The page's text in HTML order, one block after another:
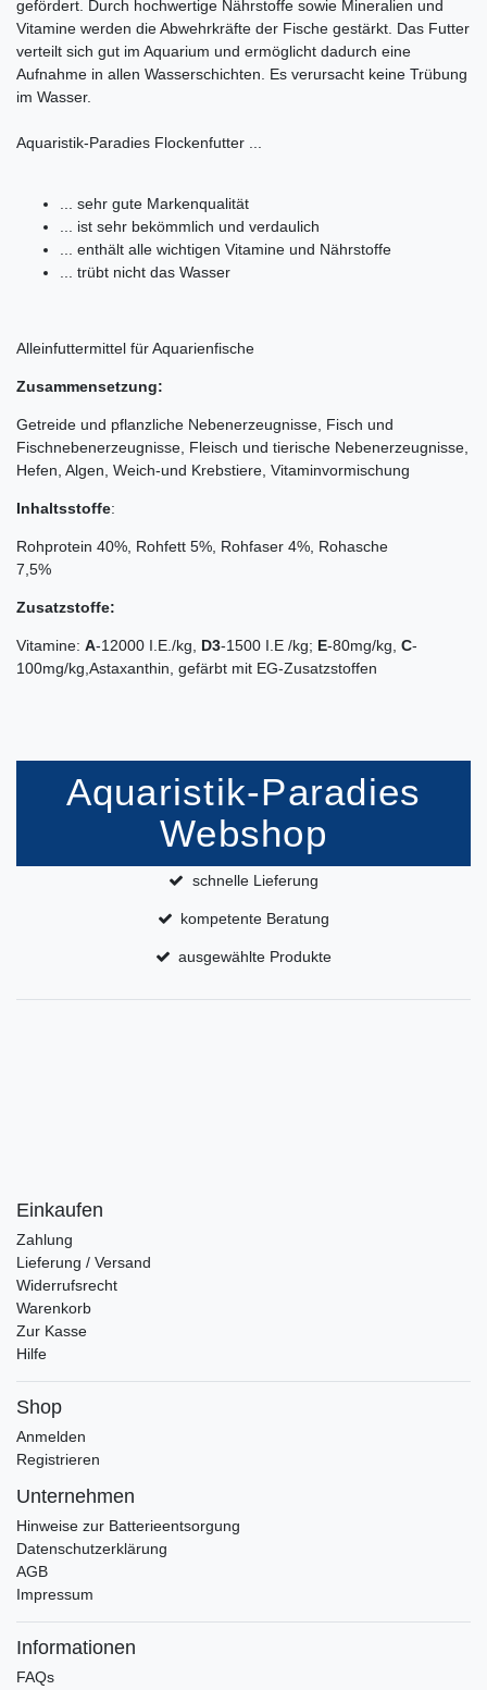
gefördert. Durch hochwertige Nährstoffe sowie Mineralien und
Vitamine werden die Abwehrkräfte der Fische gestärkt. Das Futter
verteilt sich gut im Aquarium und ermöglicht dadurch eine
Aufnahme in allen Wasserschichten. Es verursacht keine Trübung
im Wasser.
Aquaristik-Paradies Flockenfutter ...
... sehr gute Markenqualität
... ist sehr bekömmlich und verdaulich
... enthält alle wichtigen Vitamine und Nährstoffe
... trübt nicht das Wasser
Alleinfuttermittel für Aquarienfische
Zusammensetzung:
Getreide und pflanzliche Nebenerzeugnisse, Fisch und
Fischnebenerzeugnisse, Fleisch und tierische Nebenerzeugnisse,
Hefen, Algen, Weich-und Krebstiere, Vitaminvormischung
Inhaltsstoffe:
Rohprotein 40%, Rohfett 5%, Rohfaser 4%, Rohasche
7,5%
Zusatzstoffe:
Vitamine: A-12000 I.E./kg, D3-1500 I.E /kg; E-80mg/kg, C-
100mg/kg,Astaxanthin, gefärbt mit EG-Zusatzstoffen
Aquaristik-Paradies
Webshop
schnelle Lieferung
kompetente Beratung
ausgewählte Produkte
Einkaufen
Zahlung
Lieferung / Versand
Widerrufsrecht
Warenkorb
Zur Kasse
Hilfe
Shop
Anmelden
Registrieren
Unternehmen
Hinweise zur Batterieentsorgung
Datenschutzerklärung
AGB
Impressum
Informationen
FAQs